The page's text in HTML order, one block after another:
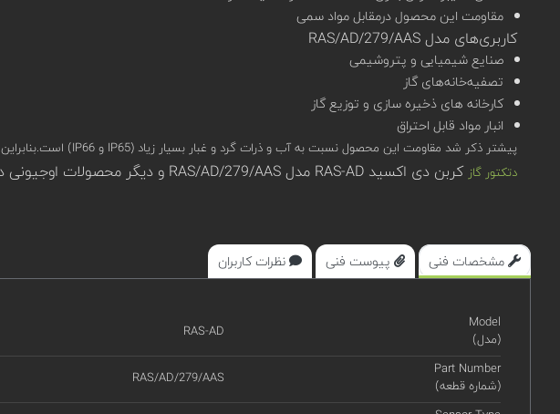
مقاومت این محصول درمقابل مواد سمی
کاربری‌های مدل RAS/AD/279/AAS
صنایع شیمیایی و پتروشیمی
تصفیه‌خانه‌های گاز
کارخانه های ذخیره سازی و توزیع گاز
انبار مواد قابل احتراق
پیشتر ذکر شد مقاومت این محصول نسبت به آب و ذرات گرد و غبار بسیار زیاد (IP65 و IP66) است.بنابراین امکان استفاده از این محصول در رنج دمای 20- تا 70+ و رطوبت حداکثر %90 دور از انتظار نیست.
دتکتور گاز کربن دی اکسید RAS-AD مدل RAS/AD/279/AAS و دیگر محصولات اوجیونی در سامانه تخصصی کیوپیکت (qpket) قابل مشاهده، بررسی و استعلام قیمت هستند.
مشخصات فنی پیوست فنی نظرات کاربران
Model
(مدل)
RAS-AD
Part Number
(شماره قطعه)
RAS/AD/279/AAS